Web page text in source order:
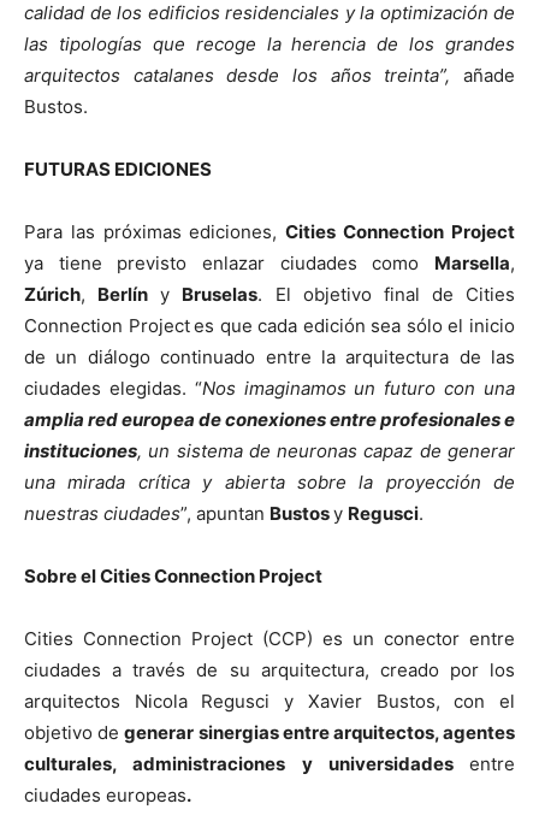
calidad de los edificios residenciales y la optimización de
las tipologías que recoge la herencia de los grandes
arquitectos catalanes desde los años treinta”, añade
Bustos.
FUTURAS EDICIONES
Para las próximas ediciones,Cities Connection Project
ya tiene previsto enlazar ciudades como Marsella,
Zúrich, Berlín y Bruselas. El objetivo final de Cities
Connection Projectes que cada edición sea sólo el inicio
de un diálogo continuado entre la arquitectura de las
ciudades elegidas. “Nos imaginamos un futuro con una
amplia red europea de conexiones entre profesionales e
instituciones, un sistema de neuronas capaz de generar
una mirada crítica y abierta sobre la proyección de
nuestras ciudades”, apuntan Bustosy Regusci.
Sobre el Cities Connection Project
Cities Connection Project (CCP) es un conector entre
ciudades a través de su arquitectura, creado por los
arquitectos Nicola Regusci y Xavier Bustos, con el
objetivo degenerar sinergias entrearquitectos, agentes
culturales, administraciones y universidades entre
ciudades europeas.